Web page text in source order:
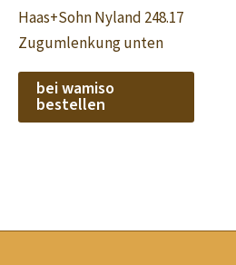
Haas+Sohn Nyland 248.17
Zugumlenkung unten
bei wamiso
bestellen